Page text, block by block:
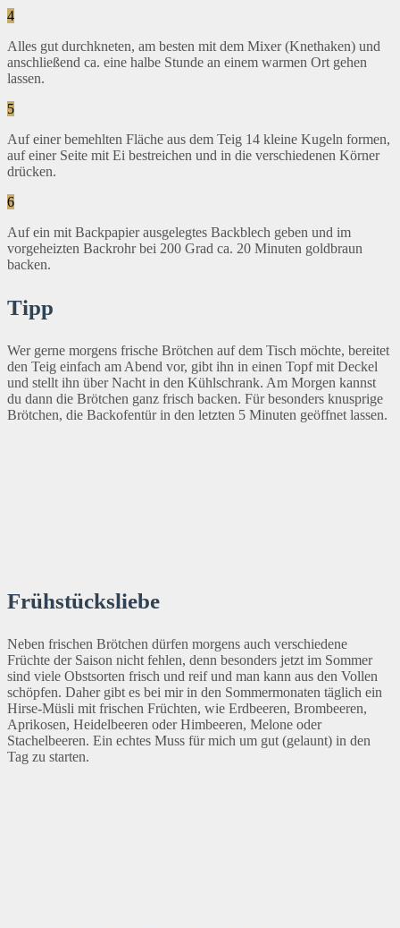
4
Alles gut durchkneten, am besten mit dem Mixer (Knethaken) und
anschließend ca. eine halbe Stunde an einem warmen Ort gehen
lassen.
5
Auf einer bemehlten Fläche aus dem Teig 14 kleine Kugeln formen,
auf einer Seite mit Ei bestreichen und in die verschiedenen Körner
drücken.
6
Auf ein mit Backpapier ausgelegtes Backblech geben und im
vorgeheizten Backrohr bei 200 Grad ca. 20 Minuten goldbraun
backen.
Tipp
Wer gerne morgens frische Brötchen auf dem Tisch möchte, bereitet
den Teig einfach am Abend vor, gibt ihn in einen Topf mit Deckel
und stellt ihn über Nacht in den Kühlschrank. Am Morgen kannst
du dann die Brötchen ganz frisch backen. Für besonders knusprige
Brötchen, die Backofentür in den letzten 5 Minuten geöffnet lassen.
Frühstücksliebe
Neben frischen Brötchen dürfen morgens auch verschiedene
Früchte der Saison nicht fehlen, denn besonders jetzt im Sommer
sind viele Obstsorten frisch und reif und man kann aus den Vollen
schöpfen. Daher gibt es bei mir in den Sommermonaten täglich ein
Hirse-Müsli mit frischen Früchten, wie Erdbeeren, Brombeeren,
Aprikosen, Heidelbeeren oder Himbeeren, Melone oder
Stachelbeeren. Ein echtes Muss für mich um gut (gelaunt) in den
Tag zu starten.